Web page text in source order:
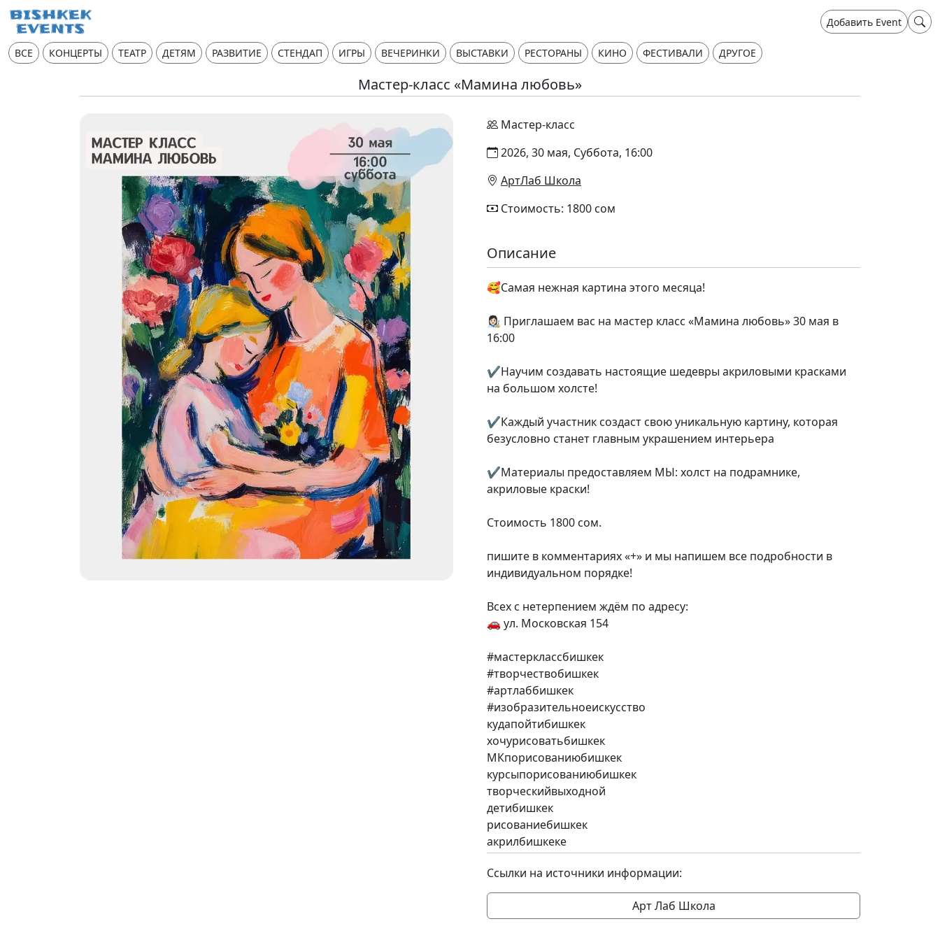
Добавить Event
ВСЕ КОНЦЕРТЫ ТЕАТР ДЕТЯМ РАЗВИТИЕ СТЕНДАП ИГРЫ ВЕЧЕРИНКИ ВЫСТАВКИ РЕСТОРАНЫ КИНО ФЕСТИВАЛИ ДРУГОЕ
Мастер-класс «Мамина любовь»
Мастер-класс
2026, 30 мая, Суббота, 16:00
АртЛаб Школа
Стоимость: 1800 сом
Описание
🥰Самая нежная картина этого месяца!
👩🏻‍🎨 Приглашаем вас на мастер класс «Мамина любовь» 30 мая в
16:00
✔️Научим создавать настоящие шедевры акриловыми красками
на большом холсте!
✔️Каждый участник создаст свою уникальную картину, которая
безусловно станет главным украшением интерьера
✔️Материалы предоставляем МЫ: холст на подрамнике,
акриловые краски!
Стоимость 1800 сом.
пишите в комментариях «+» и мы напишем все подробности в
индивидуальном порядке!
Всех с нетерпением ждём по адресу:
🚗 ул. Московская 154
#мастерклассбишкек
#творчествобишкек
#артлаббишкек
#изобразительноеискусство
кудапойтибишкек
хочурисоватьбишкек
МКпорисованиюбишкек
курсыпорисованиюбишкек
творческийвыходной
детибишкек
рисованиебишкек
акрилбишкеке
Ссылки на источники информации:
Арт Лаб Школа